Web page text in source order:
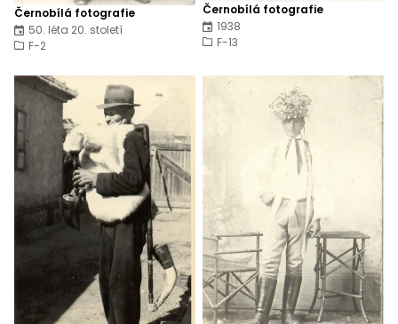
Černobílá fotografie
50. léta 20. století
F-2
Černobílá fotografie
1938
F-13